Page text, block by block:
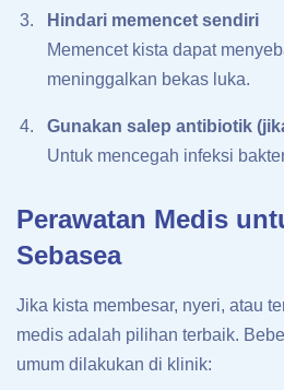
Hindari memencet sendiri
Memencet kista dapat
meninggalkan bekas luka.
Gunakan salep antibiotik
Untuk mencegah infeksi
Perawatan Medis
Sebasea
Jika kista membesar, nyeri, atau
medis adalah pilihan terbaik.
umum dilakukan di klinik: